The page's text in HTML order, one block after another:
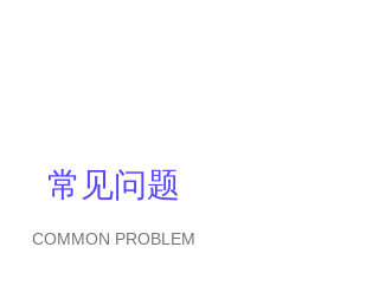
常见问题
COMMON PROBLEM